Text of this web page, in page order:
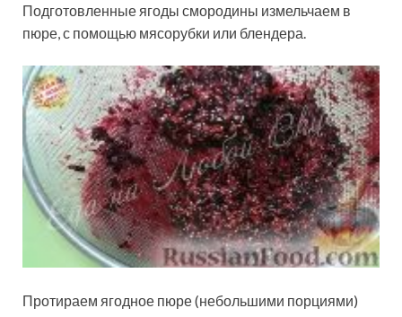
Подготовленные ягоды смородины измельчаем в
пюре, с помощью мясорубки или блендера.
Протираем ягодное пюре (небольшими порциями)